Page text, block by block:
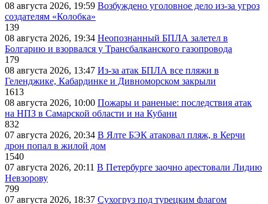
08 августа 2026, 19:59 Возбуждено уголовное дело из-за угроз
создателям «Колобка»
139
08 августа 2026, 19:34 Неопознанный БПЛА залетел в
Болгарию и взорвался у Трансбалканского газопровода
179
08 августа 2026, 13:47 Из-за атак БПЛА все пляжи в
Геленджике, Кабардинке и Дивноморском закрыли
1613
08 августа 2026, 10:00 Пожары и раненые: последствия атак
на НПЗ в Самарской области и на Кубани
832
07 августа 2026, 20:34 В Ялте БЭК атаковал пляж, в Керчи
дрон попал в жилой дом
1540
07 августа 2026, 20:11 В Петербурге заочно арестовали Лидию
Невзорову
799
07 августа 2026, 18:37 Сухогруз под турецким флагом